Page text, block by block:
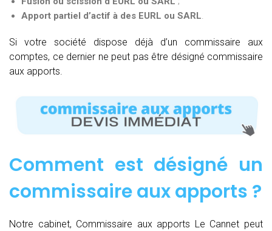
Apport partiel d’actif à des EURL ou SARL.
Si votre société dispose déjà d’un commissaire aux
comptes, ce dernier ne peut pas être désigné commissaire
aux apports.
Comment est désigné un
commissaire aux apports ?
Notre cabinet, Commissaire aux apports Le Cannet peut